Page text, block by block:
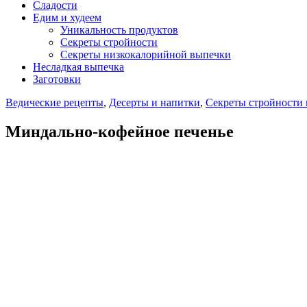
Сладости
Едим и худеем
Уникальность продуктов
Секреты стройности
Секреты низкокалорийной выпечки
Несладкая выпечка
Заготовки
Ведические рецепты, Десерты и напитки, Секреты стройности
Миндально-кофейное печенье